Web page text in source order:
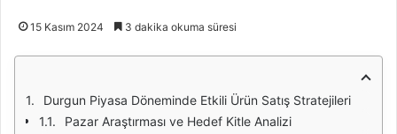
15 Kasım 2024 3 dakika okuma süresi
Durgun Piyasa Döneminde Etkili Ürün Satış Stratejileri
Pazar Araştırması ve Hedef Kitle Analizi